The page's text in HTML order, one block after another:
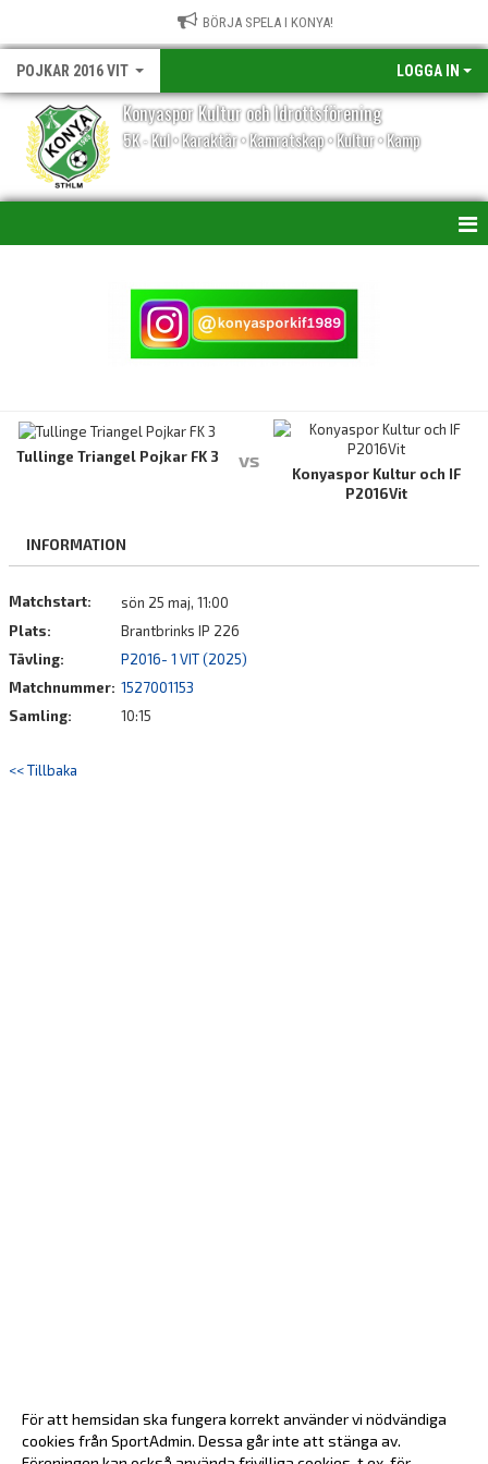
BÖRJA SPELA I KONYA!
POJKAR 2016 VIT LOGGA IN
Konyaspor Kultur och Idrottsförening
5K - Kul • Karaktär • Kamratskap • Kultur • Kamp
BILDGALLERI
KONTAKT
Tullinge Triangel Pojkar FK 3 vs
Konyaspor Kultur och IF
P2016Vit
INFORMATION
Matchstart:
sön 25 maj, 11:00
Plats:
Brantbrinks IP 226
Tävling:
P2016- 1 VIT (2025)
Matchnummer: 1527001153
Samling:
10:15
<< Tillbaka
För att hemsidan ska fungera korrekt använder vi nödvändiga
cookies från SportAdmin. Dessa går inte att stänga av.